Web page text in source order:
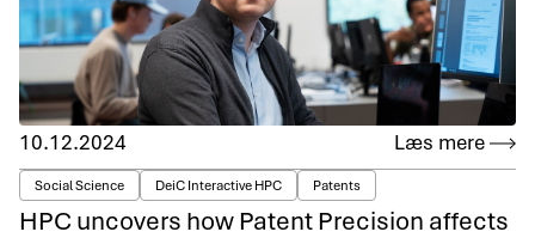
10.12.2024 Læs mere
Social Science DeiC Interactive HPC Patents
HPC uncovers how Patent Precision affects